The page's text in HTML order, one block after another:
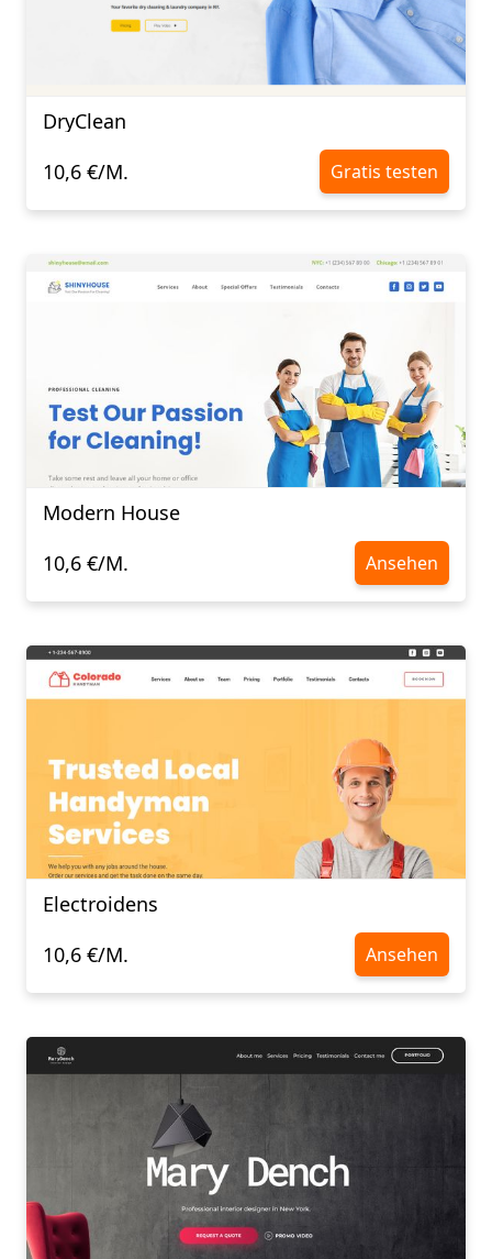
DryClean
10,6 €/M.
Gratis testen
Modern House
10,6 €/M.
Ansehen
Electroidens
10,6 €/M.
Ansehen